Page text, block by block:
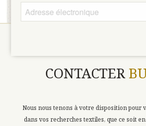
CONTACTER
Nous nous tenons à votre disposition pour
dans vos recherches textiles, que ce soit